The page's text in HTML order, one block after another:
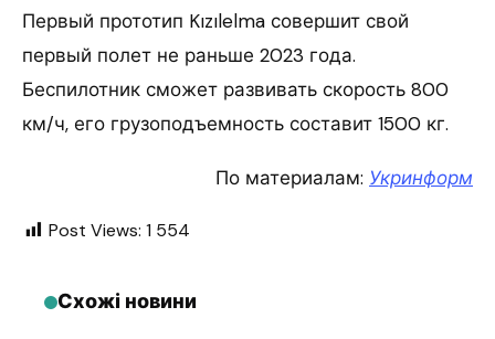
Первый прототип Kızılelma совершит свой
первый полет не раньше 2023 года.
Беспилотник сможет развивать скорость 800
км/ч, его грузоподъемность составит 1500 кг.
По материалам: Укринформ
Post Views: 1 554
Схожі новини